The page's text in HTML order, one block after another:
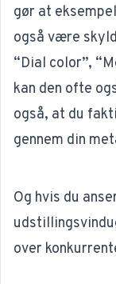
gør at
også være
“Dial color”,
kan den ofte
også, at du
gennem din
Og hvis du
over